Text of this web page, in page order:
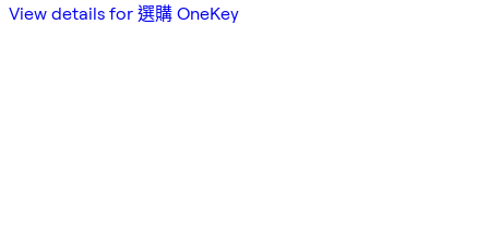
View details for 選購 OneKey